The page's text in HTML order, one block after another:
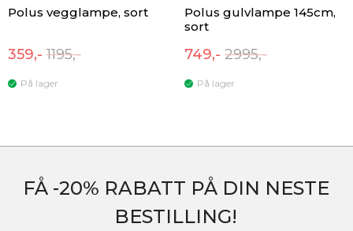
Polus vegglampe, sort
359,- 1195,-
På lager
Polus gulvlampe 145cm,
sort
749,- 2995,-
På lager
FÅ -20% RABATT PÅ DIN NESTE
BESTILLING!